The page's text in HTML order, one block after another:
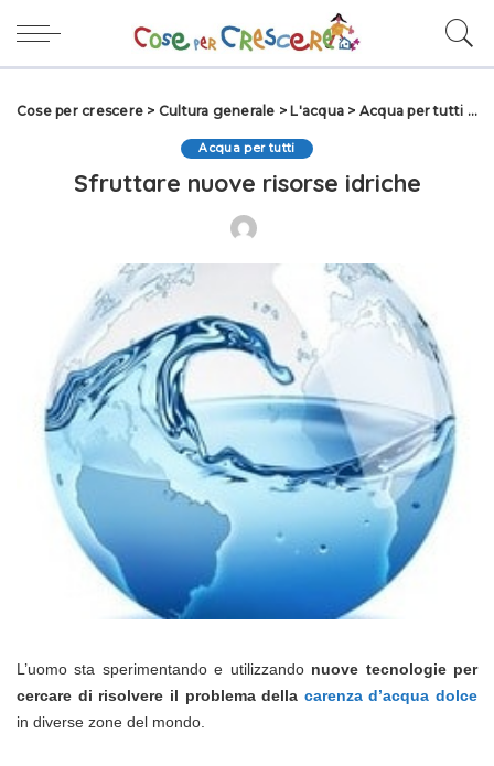
Cose per crescere > Cultura generale > L'acqua > Acqua per tutti
Acqua per tutti
Sfruttare nuove risorse idriche
L’uomo sta sperimentando e utilizzando nuove tecnologie per
cercare di risolvere il problema della carenza d’acqua dolce
in diverse zone del mondo.